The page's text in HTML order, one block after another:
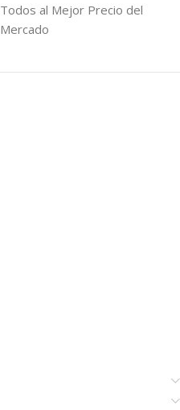
Todos al Mejor Precio del
Mercado